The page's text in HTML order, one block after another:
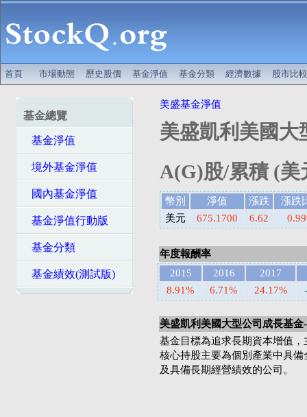
首頁 市場動態 歷史股價 基金淨值 基金分類 經濟數據 股市比較
基金總覽
基金淨值
境外基金淨值
國內基金淨值
基金淨值行動版
基金分類
基金績效(測試版)
美盛基金淨值
美盛凱利美國大
A(G)股/累積 (美
幣別 淨值 漲跌
漲跌
美元
675.1700 6.62
年度報酬率
2015
2016
2017
8.91%
6.71% 24.17%
美盛凱利美國大型公司成長基
基金目標為追求長期資本增值
核心持股主要為個別產業中具
及具備長期經營績效的公司。